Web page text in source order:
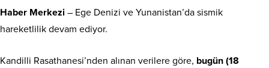
Haber Merkezi – Ege Denizi ve Yunanistan’da sismik
hareketlilik devam ediyor.
Kandilli Rasathanesi’nden alınan verilere göre, bugün (18